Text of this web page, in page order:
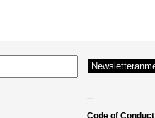
–
Code of Conduct